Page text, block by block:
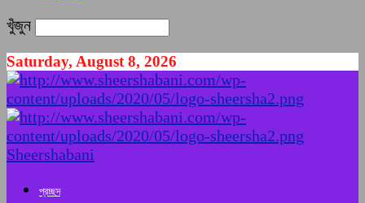
খুঁজুন
Saturday, August 8, 2026
Sheershabani
প্রচ্ছদ